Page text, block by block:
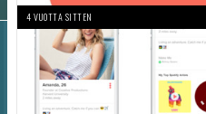
4 VUOTTA SITTEN